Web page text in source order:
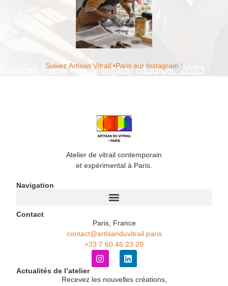
Suivez Artisan Vitrail •Paris sur Instagram !
Atelier de vitrail contemporain
et expérimental à Paris.
Navigation
Contact
Paris, France
contact@artisanduvitrail.paris
+33 7 60 46 23 29
Actualités de l’atelier
Recevez les nouvelles créations,